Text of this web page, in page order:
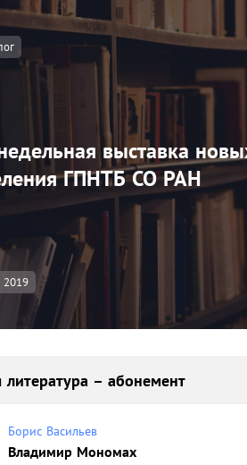
выставка
ГПНТБ СО РАН
2019
литература – абонемент
Борис Васильев
Владимир Мономах